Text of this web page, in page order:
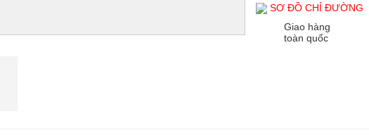
SƠ ĐỒ CHỈ ĐƯỜNG
Giao hàng
toàn quốc